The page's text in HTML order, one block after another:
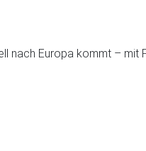
nach Europa kommt – mit